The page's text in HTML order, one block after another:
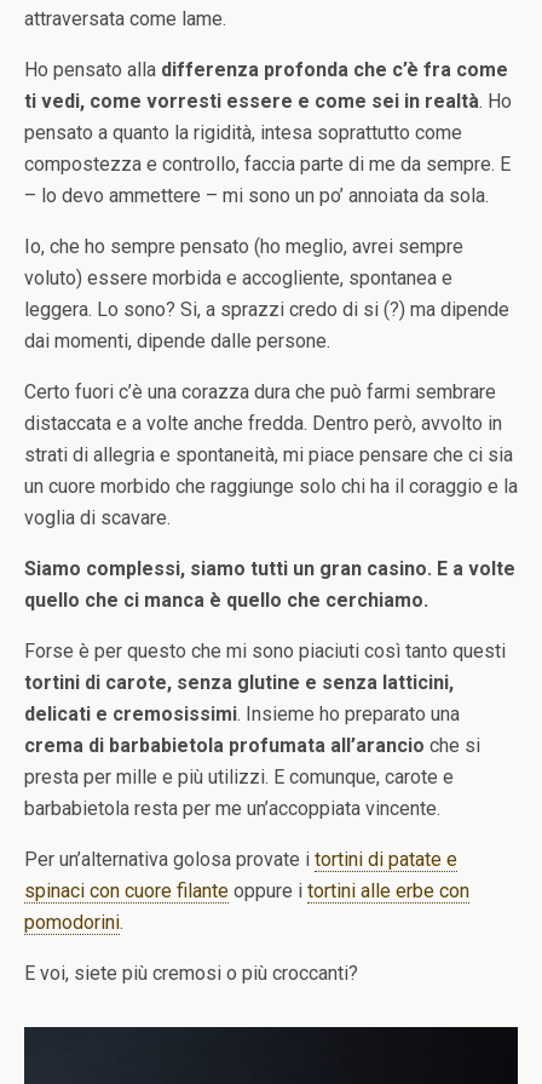
attraversata come lame.
Ho pensato alla differenza profonda che c’è fra come
ti vedi, come vorresti essere e come sei in realtà. Ho
pensato a quanto la rigidità, intesa soprattutto come
compostezza e controllo, faccia parte di me da sempre. E
– lo devo ammettere – mi sono un po’ annoiata da sola.
Io, che ho sempre pensato (ho meglio, avrei sempre
voluto) essere morbida e accogliente, spontanea e
leggera. Lo sono? Si, a sprazzi credo di si (?) ma dipende
dai momenti, dipende dalle persone.
Certo fuori c’è una corazza dura che può farmi sembrare
distaccata e a volte anche fredda. Dentro però, avvolto in
strati di allegria e spontaneità, mi piace pensare che ci sia
un cuore morbido che raggiunge solo chi ha il coraggio e la
voglia di scavare.
Siamo complessi, siamo tutti un gran casino. E a volte
quello che ci manca è quello che cerchiamo.
Forse è per questo che mi sono piaciuti così tanto questi
tortini di carote, senza glutine e senza latticini,
delicati e cremosissimi. Insieme ho preparato una
crema di barbabietola profumata all’arancio che si
presta per mille e più utilizzi. E comunque, carote e
barbabietola resta per me un’accoppiata vincente.
Per un’alternativa golosa provate i tortini di patate e
spinaci con cuore filante oppure i tortini alle erbe con
pomodorini.
E voi, siete più cremosi o più croccanti?